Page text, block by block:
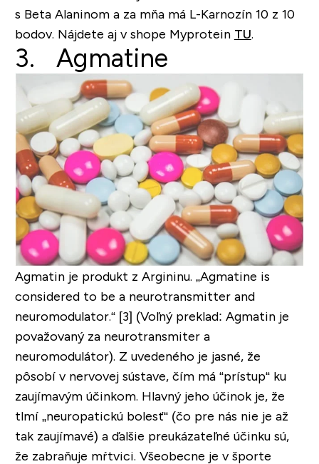
s Beta Alaninom a za mňa má L-Karnozín 10 z 10
bodov. Nájdete aj v shope Myprotein TU.
3. Agmatine
Agmatin je produkt z Argininu. „Agmatine is
considered to be a neurotransmitter and
neuromodulator.“ [3] (Voľný preklad: Agmatin je
považovaný za neurotransmiter a
neuromodulátor). Z uvedeného je jasné, že
pôsobí v nervovej sústave, čím má “prístup“ ku
zaujímavým účinkom. Hlavný jeho účinok je, že
tlmí „neuropatickú bolesť“ (čo pre nás nie je až
tak zaujímavé) a ďalšie preukázateľné účinku sú,
že zabraňuje mŕtvici. Všeobecne je v športe